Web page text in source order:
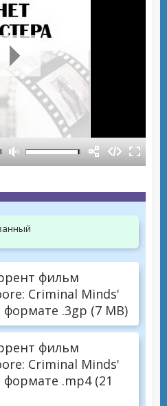
фильм
Criminal Minds'
формате .3gp (7 MB)
фильм
Criminal Minds'
формате .mp4 (21